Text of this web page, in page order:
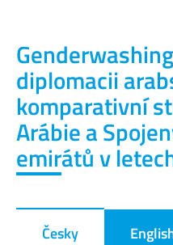
diplomacii
komparativní
Arábie a
emirátů v
Česky